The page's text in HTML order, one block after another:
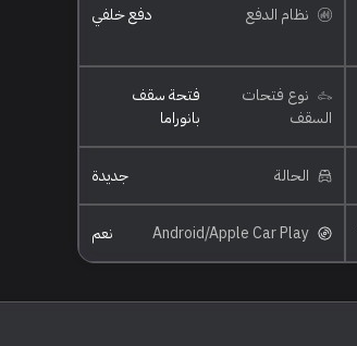
نظام الدفع دفع خلفي
نوع فتحات
السقف
فتحة سقف
بانوراما
الحالة جديدة
نعم